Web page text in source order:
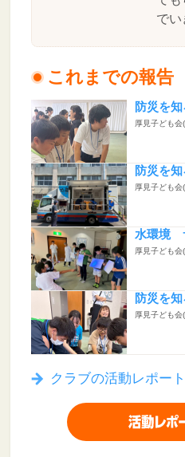
でい
これまでの報告
防災を
厚見子ども会
防災を
厚見子ども会
水環境
厚見子ども会
防災を
厚見子ども会
クラブの活動レポー